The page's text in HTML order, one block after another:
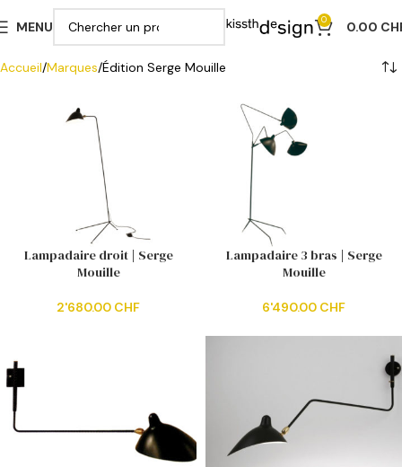
MENU 0 0.00
Accueil Marques Édition Serge Mouille
Lampadaire droit | Serge
Mouille
2'680.00 CHF
Lampadaire 3 bras | Serge
Mouille
6'490.00 CHF